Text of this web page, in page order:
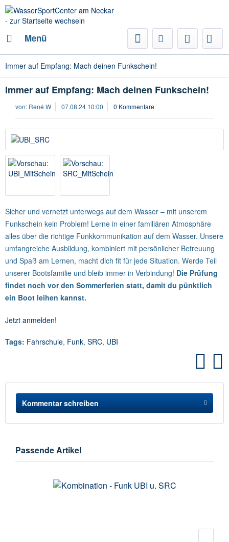
Menü
Immer auf Empfang: Mach deinen Funkschein!
Immer auf Empfang: Mach deinen Funkschein!
von: René W 07.08.24 10:00 0 Kommentare
Sicher und vernetzt unterwegs auf dem Wasser – mit unserem
Funkschein kein Problem! Lerne in einer familiären Atmosphäre
alles über die richtige Funkkommunikation auf dem Wasser. Unsere
umfangreiche Ausbildung, kombiniert mit persönlicher Betreuung
und Spaß am Lernen, macht dich fit für jede Situation. Werde Teil
unserer Bootsfamilie und bleib immer in Verbindung! Die Prüfung
findet noch vor den Sommerferien statt, damit du pünktlich
ein Boot leihen kannst.
Jetzt anmelden!
Tags: Fahrschule, Funk, SRC, UBI
Kommentar schreiben
Passende Artikel